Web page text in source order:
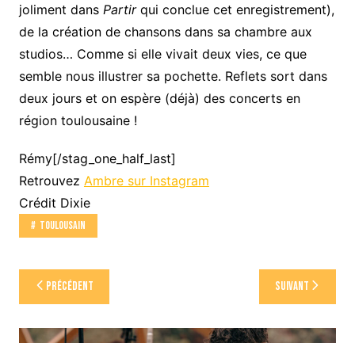
joliment dans Partirqui conclue cet enregistrement),
de la création de chansons dans sa chambre aux
studios… Comme si elle vivait deux vies, ce que
semble nous illustrer sa pochette. Reflets sort dans
deux jours et on espère (déjà) des concerts en
région toulousaine !
Rémy[/stag_one_half_last]
Retrouvez Ambre sur Instagram
Crédit Dixie
Toulousain
Navigation
de
l’article
Précédent Suivant